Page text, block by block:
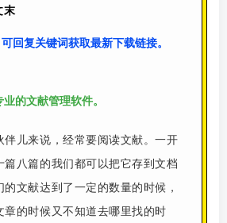
末
回复关键词获取最新下载链接。
的文献管理软件。
伴儿来说，经常要阅读文献。一开
篇八篇的我们都可以把它存到文档
文献达到了一定的数量的时候，
章的时候又不知道去哪里找的时